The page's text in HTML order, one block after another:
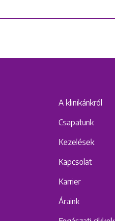
A klinikánkról
Csapatunk
Kezelések
Kapcsolat
Karrier
Áraink